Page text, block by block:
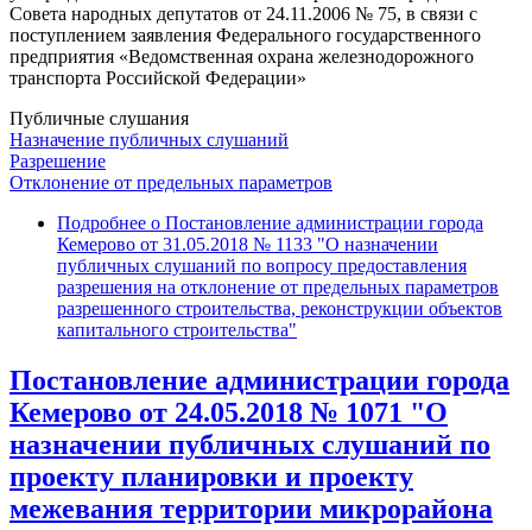
Совета народных депутатов от 24.11.2006 № 75, в связи с
поступлением заявления Федерального государственного
предприятия «Ведомственная охрана железнодорожного
транспорта Российской Федерации»
Публичные слушания
Назначение публичных слушаний
Разрешение
Отклонение от предельных параметров
Подробнее о Постановление администрации города
Кемерово от 31.05.2018 № 1133 "О назначении
публичных слушаний по вопросу предоставления
разрешения на отклонение от предельных параметров
разрешенного строительства, реконструкции объектов
капитального строительства"
Постановление администрации города
Кемерово от 24.05.2018 № 1071 "О
назначении публичных слушаний по
проекту планировки и проекту
межевания территории микрорайона